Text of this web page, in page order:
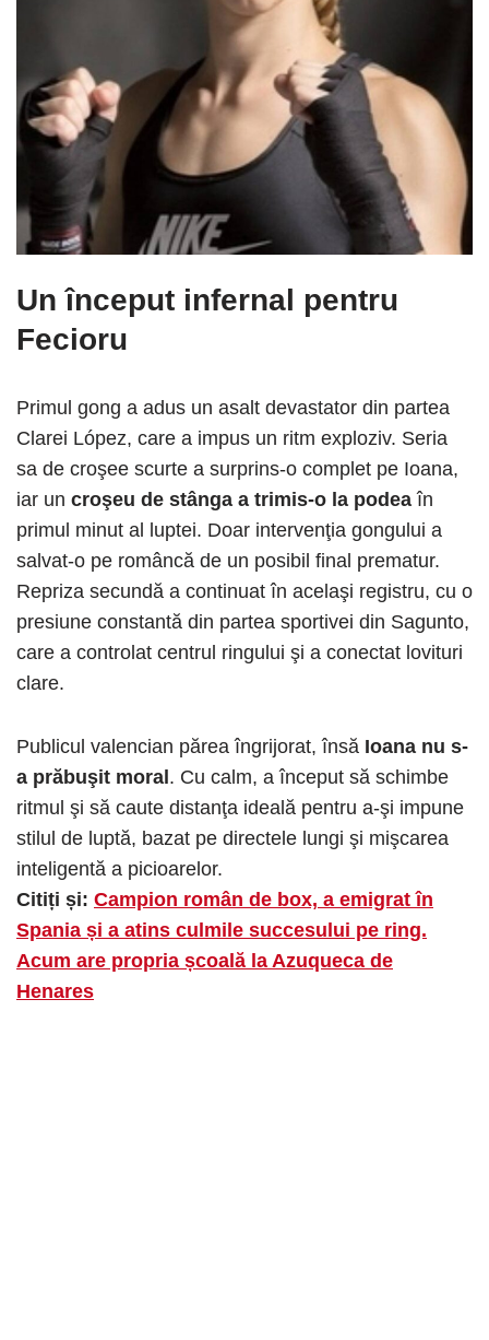
Un început infernal pentru
Fecioru
Primul gong a adus un asalt devastator din partea
Clarei López, care a impus un ritm exploziv. Seria
sa de croşee scurte a surprins-o complet pe Ioana,
iar un croşeu de stânga a trimis-o la podea în
primul minut al luptei. Doar intervenţia gongului a
salvat-o pe româncă de un posibil final prematur.
Repriza secundă a continuat în acelaşi registru, cu o
presiune constantă din partea sportivei din Sagunto,
care a controlat centrul ringului şi a conectat lovituri
clare.
Publicul valencian părea îngrijorat, însă Ioana nu s-
a prăbuşit moral. Cu calm, a început să schimbe
ritmul şi să caute distanţa ideală pentru a-şi impune
stilul de luptă, bazat pe directele lungi şi mişcarea
inteligentă a picioarelor.
Citiți și: Campion român de box, a emigrat în
Spania și a atins culmile succesului pe ring.
Acum are propria școală la Azuqueca de
Henares